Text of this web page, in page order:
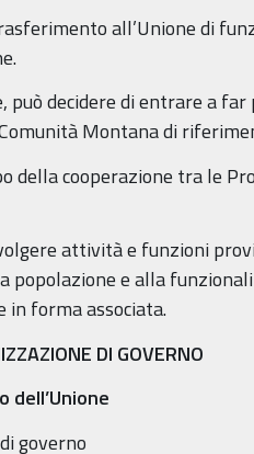
all’Unione di
può decidere di entrare a
Montana di
della cooperazione tra le
attività e funzioni
popolazione e alla
in forma associata.
DI GOVERNO
dell’Unione
governo